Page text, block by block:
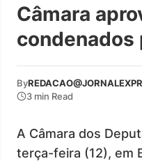
Câmara
By
3 min Read
A Câmara dos
terça-feira (12), em